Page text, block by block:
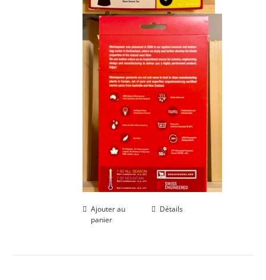
Ajouter au
panier
Détails